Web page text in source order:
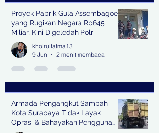
Proyek Pabrik Gula Assembagoes
yang Rugikan Negara Rp645
Miliar, Kini Digeledah Polri
khoirulfatma13
9 Jun
2 menit membaca
Armada Pengangkut Sampah
Kota Surabaya Tidak Layak
Oprasi & Bahayakan Pengguna